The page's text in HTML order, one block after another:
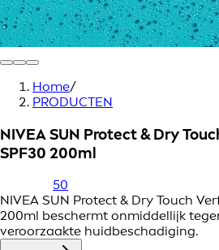
Home/
PRODUCTEN
NIVEA SUN Protect & Dry
SPF30 200ml
50
NIVEA SUN Protect & Dry Touch
200ml beschermt onmiddellijk
veroorzaakte huidbeschadiging.